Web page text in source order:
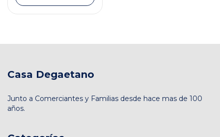
Casa Degaetano
Junto a Comerciantes y Familias desde hace mas de 100
años.